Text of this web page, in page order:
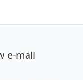
e-mail